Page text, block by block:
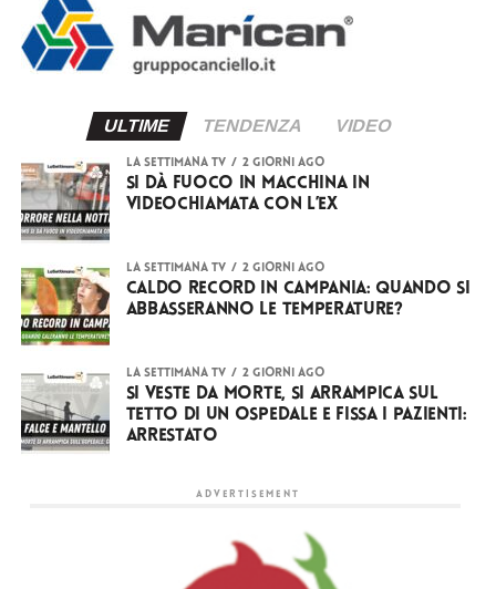
ULTIME TENDENZA VIDEO
LA SETTIMANA TV 2 giorni ago
Si dà fuoco in macchina in
videochiamata con l’ex
LA SETTIMANA TV 2 giorni ago
Caldo record in Campania: quando si
abbasseranno le temperature?
LA SETTIMANA TV 2 giorni ago
Si veste da Morte, si arrampica sul
tetto di un ospedale e fissa i pazienti:
arrestato
ADVERTISEMENT